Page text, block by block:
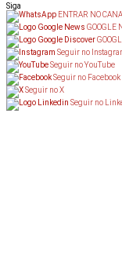
Siga
ENTRAR NO
GOOGLE
Seguir no
Seguir no YouTube
Seguir no Facebook
Seguir no X
Seguir no